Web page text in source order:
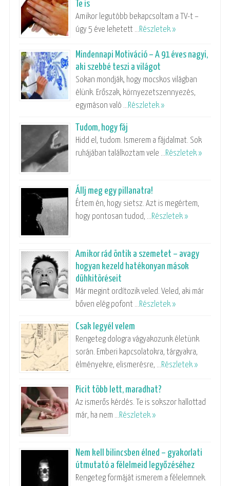
Te is
Amikor legutóbb bekapcsoltam a TV-t –
úgy 5 éve lehetett …Részletek »
Mindennapi Motiváció – A 91 éves nagyi,
aki szebbé teszi a világot
Sokan mondják, hogy mocskos világban
élünk. Erőszak, környezetszennyezés,
egymáson való …Részletek »
Tudom, hogy fáj
Hidd el, tudom. Ismerem a fájdalmat. Sok
ruhájában találkoztam vele …Részletek »
Állj meg egy pillanatra!
Értem én, hogy sietsz. Azt is megértem,
hogy pontosan tudod, …Részletek »
Amikor rád öntik a szemetet – avagy
hogyan kezeld hatékonyan mások
dühkitöréseit
Már megint ordítozik veled. Veled, aki már
bőven elég pofont …Részletek »
Csak legyél velem
Rengeteg dologra vágyakozunk életünk
során. Emberi kapcsolatokra, tárgyakra,
élményekre, elismerésre, …Részletek »
Picit több lett, maradhat?
Az ismerős kérdés. Te is sokszor hallottad
már, ha nem …Részletek »
Nem kell bilincsben élned – gyakorlati
útmutató a félelmeid legyőzéséhez
Rengeteg formáját ismerem a félelemnek.